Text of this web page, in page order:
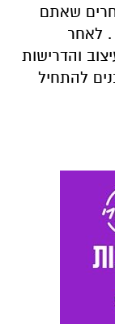
שאתם
. לאחר
והדרישות
להתחיל